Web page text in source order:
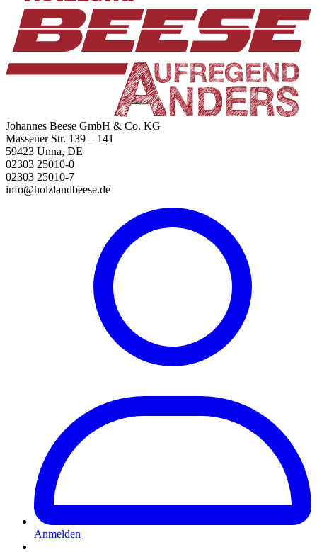
Johannes Beese GmbH & Co. KG
Massener Str. 139 – 141
59423 Unna, DE
02303 25010-0
02303 25010-7
info@holzlandbeese.de
Anmelden